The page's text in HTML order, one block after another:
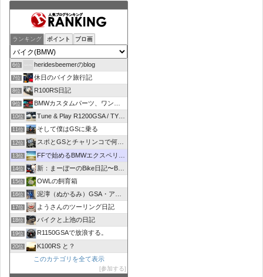
ランキング ポイント ブロ画
6位 heridesbeemerのblog
7位 休日のバイク旅行記
8位 R100RS日記
9位 BMWカスタムパーツ、ワンオフマフラーのR-sty
10位 Tune & Play R1200GSA / TYPE R
11位 そして僕はGSに乗る
12位 スポとGSとチャリンコで何処いこう！
13位 FFで始めるBMWエクスペリエンス
14位 新：まーぼーのBike日記〜BMW R1100RT〜
15位 OWLの飼育箱
16位 泥濘（ぬかるみ）GSA・アルコーバ日記
17位 ようさんのツーリング日記
18位 バイクと上池の日記
19位 R1150GSAで放浪する。
20位
K100RS と？
このカテゴリを全て表示
参加する